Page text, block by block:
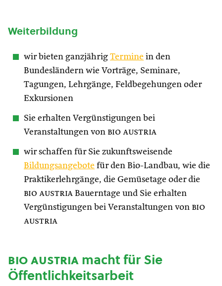
Weiterbildung
wir bieten ganzjährig Termine in den
Bundesländern wie Vorträge, Seminare,
Tagungen, Lehrgänge, Feldbegehungen oder
Exkursionen
Sie erhalten Vergünstigungen bei
Veranstaltungen von bio austria
wir schaffen für Sie zukunftsweisende
Bildungsangebote für den Bio-Landbau, wie die
Praktikerlehrgänge, die Gemüsetage oder die
bio austria Bauerntage und Sie erhalten
Vergünstigungen bei Veranstaltungen von bio
austria
bio austriamacht für Sie
Öffentlichkeitsarbeit